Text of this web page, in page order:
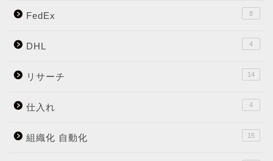
FedEx 8
DHL 4
リサーチ 14
仕入れ 4
組織化 自動化 15